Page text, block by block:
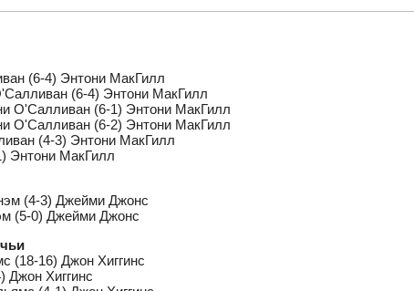
(6-4) Энтони МакГилл
(6-4) Энтони МакГилл
О'Салливан (6-1) Энтони МакГилл
О'Салливан (6-2) Энтони МакГилл
(4-3) Энтони МакГилл
Энтони МакГилл
(4-3) Джейми Джонс
(5-0) Джейми Джонс
(18-16) Джон Хиггинс
Джон Хиггинс